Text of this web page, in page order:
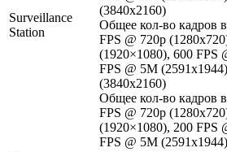
Surveillance
Station
(3840x2160)
Общее кол-во кадров
FPS @ 720p
(1920×1080), 600 FPS
FPS @ 5M
(3840x2160)
Общее кол-во кадров
FPS @ 720p
(1920×1080), 200 FPS
FPS @ 5M (2591x1944)